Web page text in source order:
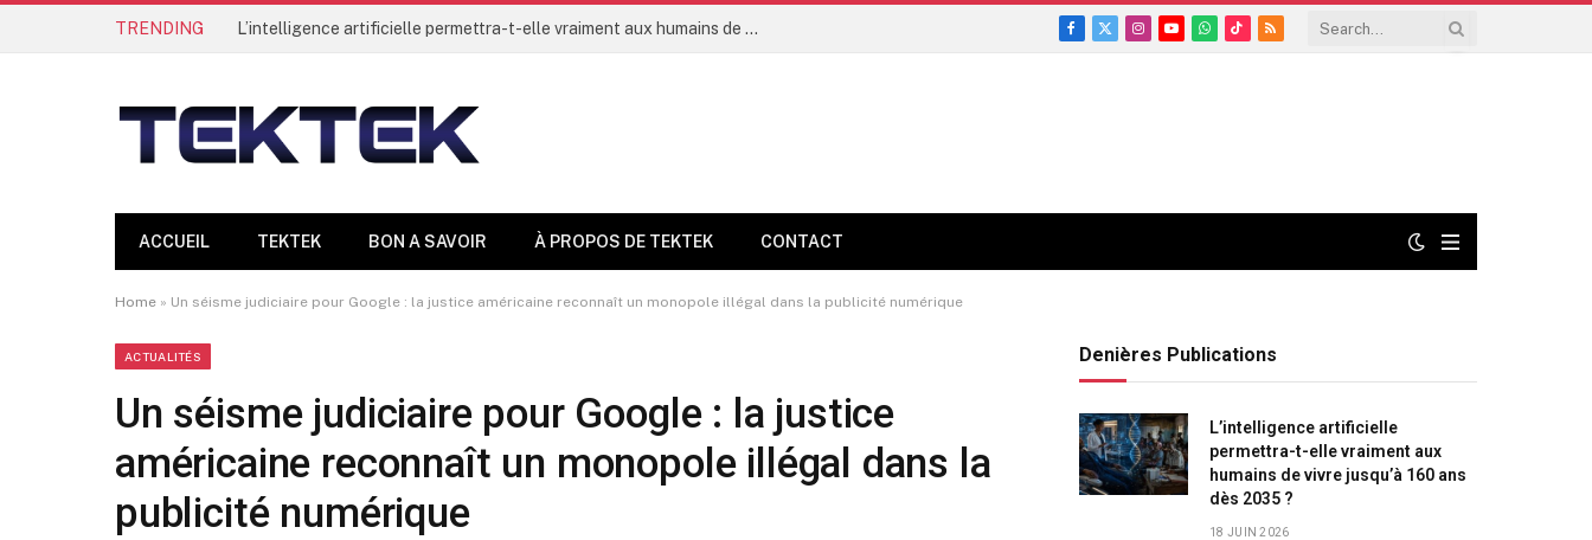
TRENDING L’intelligence artificielle permettra-t-elle vraiment aux humains de vivre jusqu’à 160 ans dès 2035 ?
Facebook
X
Instagram
YouTubeWhatsApp
TikTok
RSS
ACCUEIL TEKTEK BON A SAVOIR À PROPOS DE TEKTEK CONTACT
Home » Un séisme judiciaire pour Google : la justice américaine reconnaît un monopole illégal dans la publicité numérique
ACTUALITÉS
Un séisme judiciaire pour Google : la justice
américaine reconnaît un monopole illégal dans la
publicité numérique
Denières Publications
L’intelligence artificielle
permettra-t-elle vraiment aux
humains de vivre jusqu’à 160 ans
dès 2035 ?
18 JUIN 2026